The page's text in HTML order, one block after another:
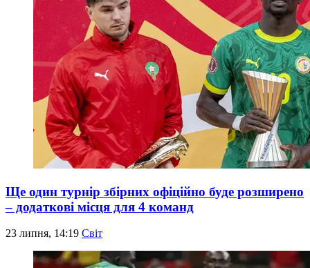
Ще один турнір збірних офіційно буде розширено
– додаткові місця для 4 команд
23 липня, 14:19 Світ